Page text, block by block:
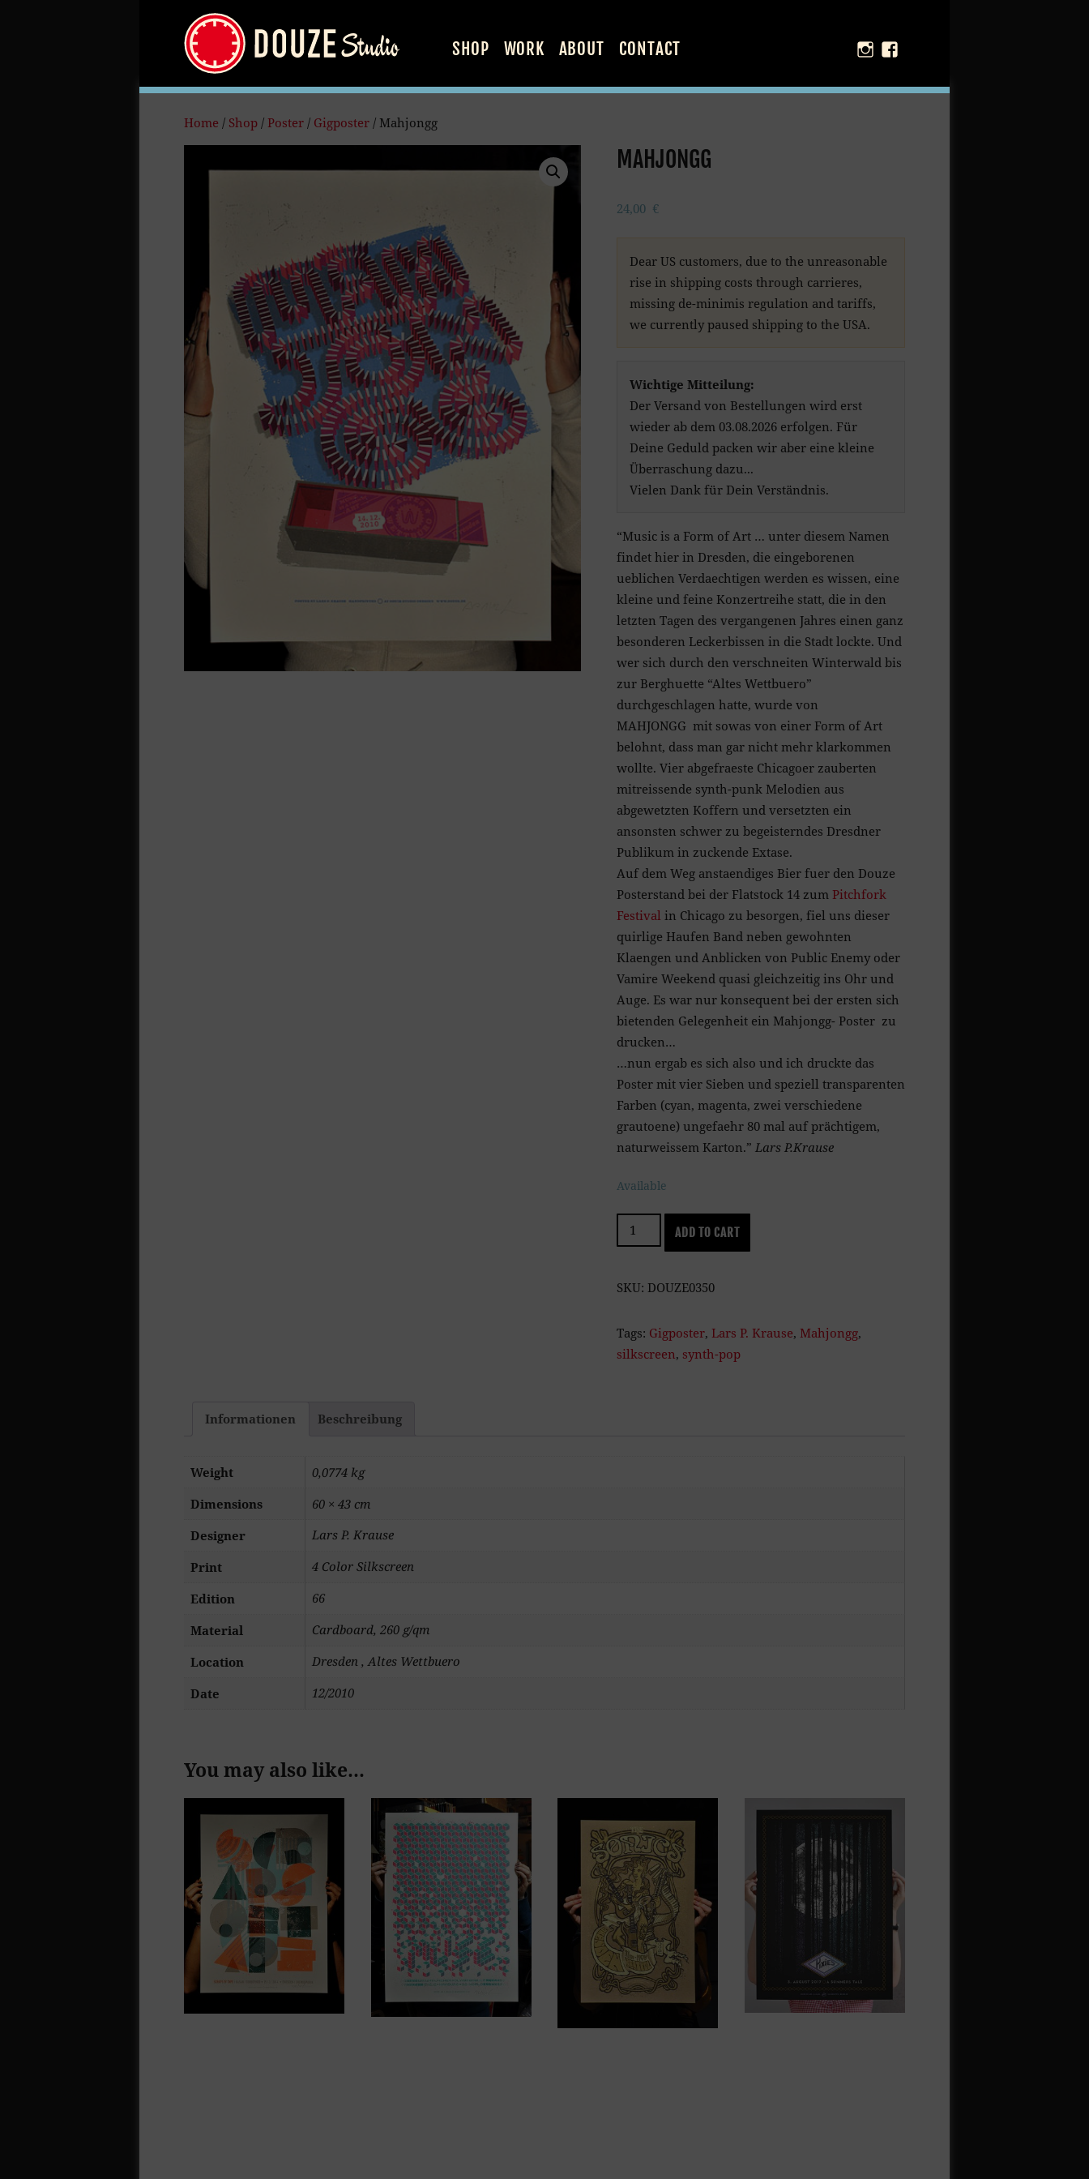
SHOP WORK ABOUT CONTACT Instagram
Home / Shop / Poster / Gigposter / Mahjongg
MAHJONGG
24,00 €
Dear US customers, due to the unreasonable
rise in shipping costs through carrieres,
missing de-minimis regulation and tariffs,
we currently paused shipping to the USA.
Wichtige Mitteilung:
Der Versand von Bestellungen wird erst
wieder ab dem 03.08.2026 erfolgen. Für
Deine Geduld packen wir aber eine kleine
Überraschung dazu...
Vielen Dank für Dein Verständnis.
“Music is a Form of Art … unter diesem Namen
findet hier in Dresden, die eingeborenen
ueblichen Verdaechtigen werden es wissen, eine
kleine und feine Konzertreihe statt, die in den
letzten Tagen des vergangenen Jahres einen ganz
besonderen Leckerbissen in die Stadt lockte. Und
wer sich durch den verschneiten Winterwald bis
zur Berghuette “Altes Wettbuero”
durchgeschlagen hatte, wurde von
MAHJONGG mit sowas von einer Form of Art
belohnt, dass man gar nicht mehr klarkommen
wollte. Vier abgefraeste Chicagoer zauberten
mitreissende synth-punk Melodien aus
abgewetzten Koffern und versetzten ein
ansonsten schwer zu begeisterndes Dresdner
Publikum in zuckende Extase.
Auf dem Weg anstaendiges Bier fuer den Douze
Posterstand bei der Flatstock 14 zum Pitchfork
Festival in Chicago zu besorgen, fiel uns dieser
quirlige Haufen Band neben gewohnten
Klaengen und Anblicken von Public Enemy oder
Vamire Weekend quasi gleichzeitig ins Ohr und
Auge. Es war nur konsequent bei der ersten sich
bietenden Gelegenheit ein Mahjongg- Poster zu
drucken…
…nun ergab es sich also und ich druckte das
Poster mit vier Sieben und speziell transparenten
Farben (cyan, magenta, zwei verschiedene
grautoene) ungefaehr 80 mal auf prächtigem,
naturweissem Karton.” Lars P.Krause
Available
Mahjongg
quantity
ADD TO CART
SKU: DOUZE0350
Tags: Gigposter, Lars P. Krause, Mahjongg,
silkscreen, synth-pop
Informationen Beschreibung
Weight
0,0774 kg
Dimensions
60 × 43 cm
Designer
Lars P. Krause
Print
4 Color Silkscreen
Edition
66
Material
Cardboard, 260 g/qm
Location
Dresden , Altes Wettbuero
Date
12/2010
You may also like…